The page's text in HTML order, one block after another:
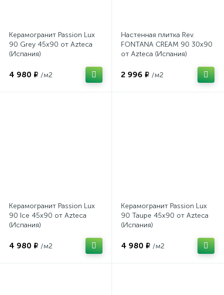
Керамогранит Passion Lux
90 Grey 45x90 от Azteca
(Испания)
4 980 ₽ /м2
Настенная плитка Rev.
FONTANA CREAM 90 30x90
от Azteca (Испания)
2 996 ₽ /м2
Керамогранит Passion Lux
90 Ice 45x90 от Azteca
(Испания)
4 980 ₽ /м2
Керамогранит Passion Lux
90 Taupe 45x90 от Azteca
(Испания)
4 980 ₽ /м2